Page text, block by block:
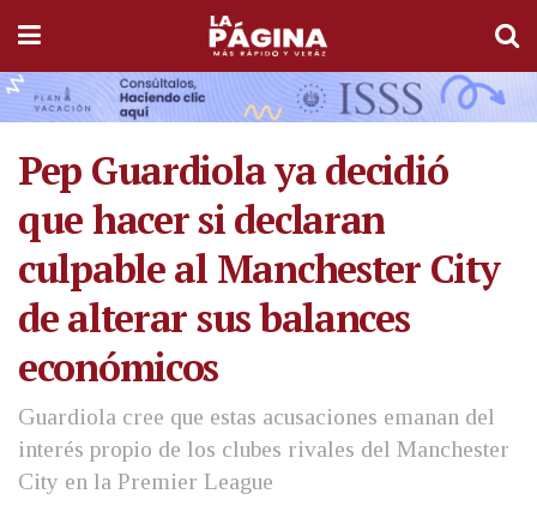
Pep Guardiola ya decidió
que hacer si declaran
culpable al Manchester City
de alterar sus balances
económicos
Guardiola cree que estas acusaciones emanan del
interés propio de los clubes rivales del Manchester
City en la Premier League